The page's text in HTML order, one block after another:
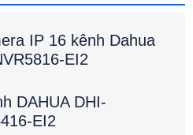
IP 16 kênh Dahua
EI2
DAHUA DHI-
EI2